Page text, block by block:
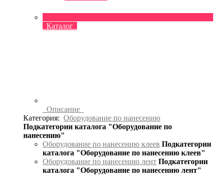
Каталог
Описание
Категория: Оборудование по нанесению
Подкатегории каталога "Оборудование по
нанесению"
Оборудование по нанесению клеев Подкатегории
каталога "Оборудование по нанесению клеев"
Оборудование по нанесению лент Подкатегории
каталога "Оборудование по нанесению лент"